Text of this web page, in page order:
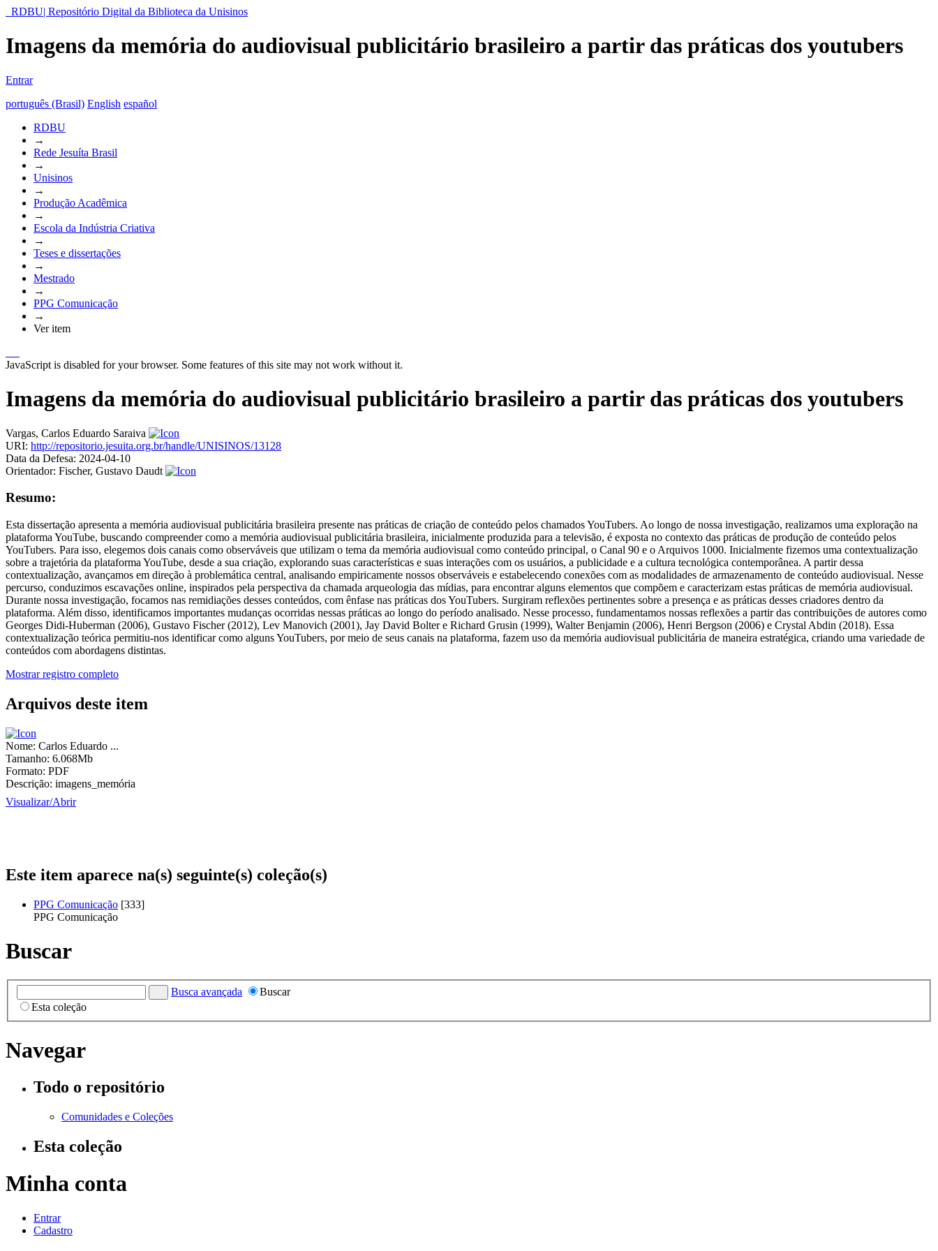
RDBU| Repositório Digital da Biblioteca da Unisinos
Imagens da memória do audiovisual publicitário brasileiro a partir das práticas dos youtubers
Entrar
português (Brasil) English español
RDBU
→
Rede Jesuíta Brasil
→
Unisinos
→
Produção Acadêmica
→
Escola da Indústria Criativa
→
Teses e dissertações
→
Mestrado
→
PPG Comunicação
→
Ver item
JavaScript is disabled for your browser. Some features of this site may not work without it.
Imagens da memória do audiovisual publicitário brasileiro a partir das práticas dos youtubers
Vargas, Carlos Eduardo Saraiva
URI: http://repositorio.jesuita.org.br/handle/UNISINOS/13128
Data da Defesa: 2024-04-10
Orientador: Fischer, Gustavo Daudt
Resumo:
Esta dissertação apresenta a memória audiovisual publicitária brasileira presente nas práticas de criação de conteúdo pelos chamados YouTubers. Ao longo de nossa investigação, realizamos uma exploração na
plataforma YouTube, buscando compreender como a memória audiovisual publicitária brasileira, inicialmente produzida para a televisão, é exposta no contexto das práticas de produção de conteúdo pelos
YouTubers. Para isso, elegemos dois canais como observáveis que utilizam o tema da memória audiovisual como conteúdo principal, o Canal 90 e o Arquivos 1000. Inicialmente fizemos uma contextualização
sobre a trajetória da plataforma YouTube, desde a sua criação, explorando suas características e suas interações com os usuários, a publicidade e a cultura tecnológica contemporânea. A partir dessa
contextualização, avançamos em direção à problemática central, analisando empiricamente nossos observáveis e estabelecendo conexões com as modalidades de armazenamento de conteúdo audiovisual. Nesse
percurso, conduzimos escavações online, inspirados pela perspectiva da chamada arqueologia das mídias, para encontrar alguns elementos que compõem e caracterizam estas práticas de memória audiovisual.
Durante nossa investigação, focamos nas remidiações desses conteúdos, com ênfase nas práticas dos YouTubers. Surgiram reflexões pertinentes sobre a presença e as práticas desses criadores dentro da
plataforma. Além disso, identificamos importantes mudanças ocorridas nessas práticas ao longo do período analisado. Nesse processo, fundamentamos nossas reflexões a partir das contribuições de autores como
Georges Didi-Huberman (2006), Gustavo Fischer (2012), Lev Manovich (2001), Jay David Bolter e Richard Grusin (1999), Walter Benjamin (2006), Henri Bergson (2006) e Crystal Abdin (2018). Essa
contextualização teórica permitiu-nos identificar como alguns YouTubers, por meio de seus canais na plataforma, fazem uso da memória audiovisual publicitária de maneira estratégica, criando uma variedade de
conteúdos com abordagens distintas.
Mostrar registro completo
Arquivos deste item
Nome: Carlos Eduardo ...
Tamanho: 6.068Mb
Formato: PDF
Descrição: imagens_memória
Visualizar/Abrir
Este item aparece na(s) seguinte(s) coleção(s)
PPG Comunicação [333]
PPG Comunicação
Buscar
Busca avançada
Buscar
Esta coleção
Navegar
Todo o repositório
Comunidades e Coleções
Esta coleção
Minha conta
Entrar
Cadastro